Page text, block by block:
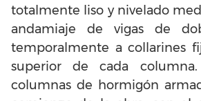
totalmente liso y nivelado
andamiaje de vigas de
temporalmente a collarines
superior de cada
columnas de hormigón